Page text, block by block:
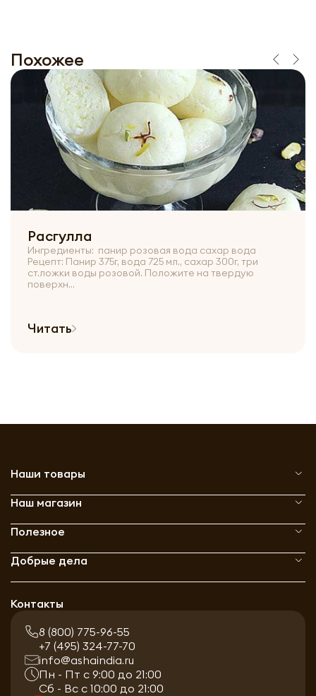
Похожее
Расгулла
Ингредиенты: панир розовая вода сахар вода
Рецепт: Панир 375г, вода 725 мл., сахар 300г, три
ст.ложки воды розовой. Положите на твердую
поверхн...
Читать
Наши товары
Наш магазин
Полезное
Добрые дела
Контакты
8 (800) 775-96-55
+7 (495) 324-77-70
info@ashaindia.ru
Пн - Пт с 9:00 до 21:00
Сб - Вс с 10:00 до 21:00